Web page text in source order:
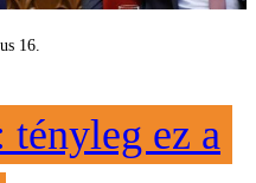
16.
ez a